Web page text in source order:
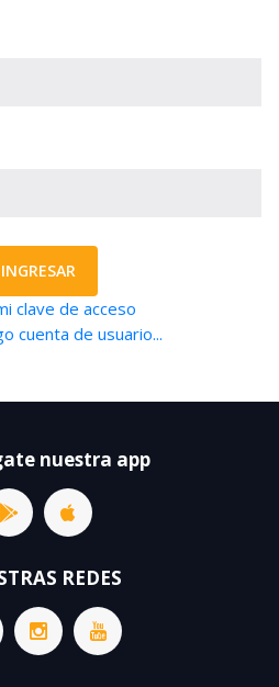
INGRESAR
clave de acceso
cuenta de usuario...
nuestra app
REDES